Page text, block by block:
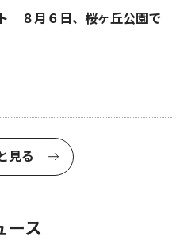
８月６日、桜ヶ丘公園で
見る
ース